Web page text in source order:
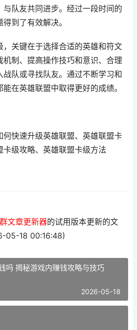
队友共同进步。经过一段时间的
到了有效解决。
，关键在于选择合适的英雄和符文
制、提高操作技巧和意识、合理
战队或寻找队友。通过不断学习和
在英雄联盟中取得更好的成绩。
何快速升级英雄联盟、英雄联盟卡
级攻略、英雄联盟卡级方法
文章更新器的试用版本更新的文
05-18 00:16:48)
吗 揭秘游戏内赚钱攻略与技巧
2026-05-18